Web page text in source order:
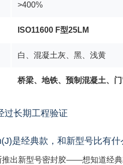
>400%
ISO11600 F型25LM
白、混凝土灰、黑、浅黄
桥梁、地铁、预制混凝土、
长期工程验证
是经典款，和新型号比有什
推出新型号密封胶——想知道经典